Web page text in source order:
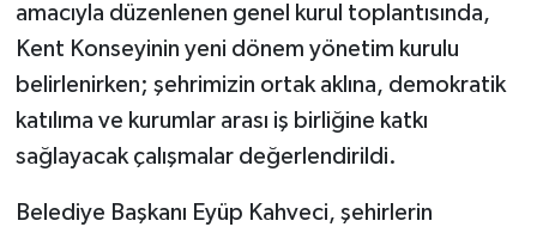
amacıyla düzenlenen genel kurul toplantısında,
Kent Konseyinin yeni dönem yönetim kurulu
belirlenirken; şehrimizin ortak aklına, demokratik
katılıma ve kurumlar arası iş birliğine katkı
sağlayacak çalışmalar değerlendirildi.
Belediye Başkanı Eyüp Kahveci, şehirlerin